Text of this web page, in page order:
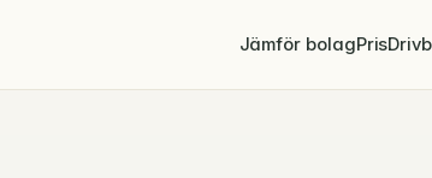
Jämför bolagPris